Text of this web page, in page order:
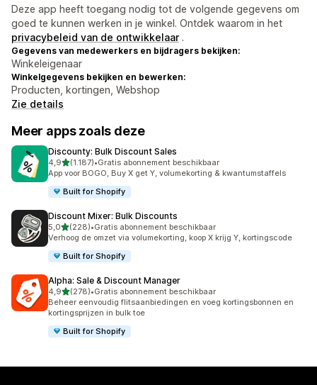
Deze app heeft toegang nodig tot de volgende gegevens om
goed te kunnen werken in je winkel. Ontdek waarom in het
privacybeleid van de ontwikkelaar .
Gegevens van medewerkers en bijdragers bekijken:
Winkeleigenaar
Winkelgegevens bekijken en bewerken:
Producten, kortingen, Webshop
Zie details
Meer apps zoals deze
Discounty: Bulk Discount Sales
4,9van 5 sterren
(1.187)
1187 recensies in totaal
•Gratis abonnement beschikbaar
App voor BOGO, Buy X get Y, volumekorting & kwantumstaffels
Built for Shopify
Discount Mixer: Bulk Discounts
5,0van 5 sterren
(228)
228 recensies in totaal
•Gratis abonnement beschikbaar
Verhoog de omzet via volumekorting, koop X krijg Y, kortingscode
Built for Shopify
Alpha: Sale & Discount Manager
4,9van 5 sterren
(278)
278 recensies in totaal
•Gratis abonnement beschikbaar
Beheer eenvoudig flitsaanbiedingen en voeg kortingsbonnen en
kortingsprijzen in bulk toe
Built for Shopify